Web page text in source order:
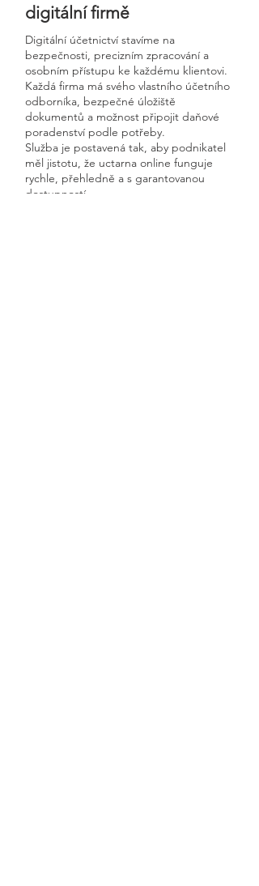
digitální firmě
Digitální účetnictví stavíme na
bezpečnosti, precizním zpracování a
osobním přístupu ke každému klientovi.
Každá firma má svého vlastního účetního
odborníka, bezpečné úložiště
dokumentů a možnost připojit daňové
poradenství podle potřeby.
Služba je postavená tak, aby podnikatel
měl jistotu, že uctarna online funguje
rychle, přehledně a s garantovanou
dostupností.